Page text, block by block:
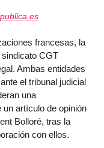
francesas, la
CGT
Ambas entidades
el tribunal judicial
una
artículo de opinión
Bolloré, tras la
con ellos.